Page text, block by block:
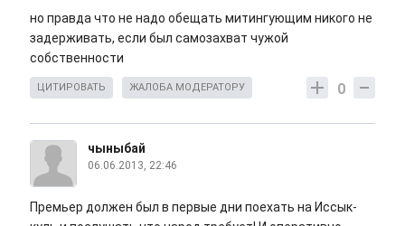
но правда что не надо обещать митингующим никого не
задерживать, если был самозахват чужой
собственности
0
ЦИТИРОВАТЬ ЖАЛОБА МОДЕРАТОРУ
чыныбай
06.06.2013, 22:46
Премьер должен был в первые дни поехать на Иссык-